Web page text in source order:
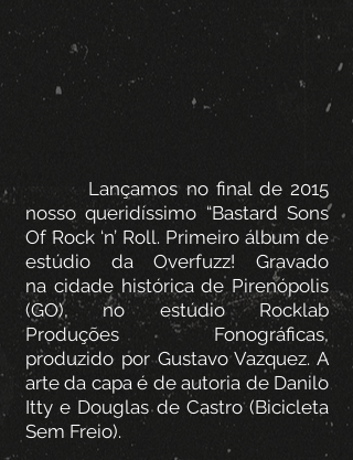
Lançamos no final de 2015
nosso queridíssimo “Bastard Sons
Of Rock ‘n’ Roll. Primeiro álbum de
estúdio da Overfuzz! Gravado
na cidade histórica de Pirenópolis
(GO), no estúdio Rocklab
Produções Fonográficas,
produzido por Gustavo Vazquez. A
arte da capa é de autoria de Danilo
Itty e Douglas de Castro (Bicicleta
Sem Freio).